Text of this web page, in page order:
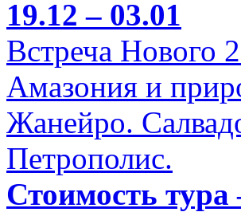
19.12 – 03.01
Встреча Нового
Амазония и
Жанейро.
Петрополис.
Стоимость тура